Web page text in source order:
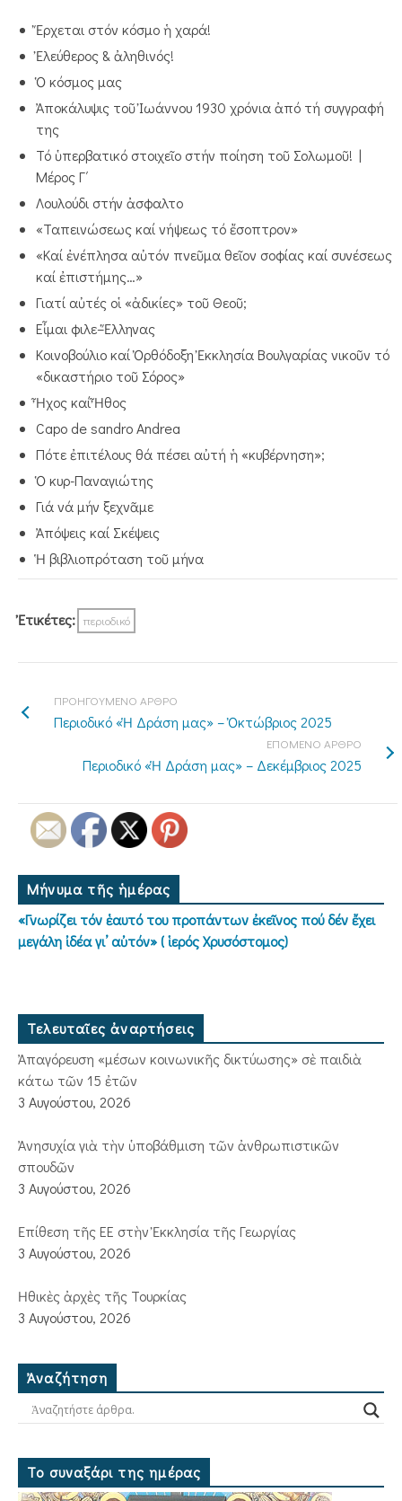
Ἔρχεται στόν κόσμο ἡ χαρά!
Ἐλεύθερος & ἀληθινός!
Ὁ κόσμος μας
Ἀποκάλυψις τοῦ Ἰωάννου 1930 χρόνια ἀπό τή συγγραφή
της
Τό ὑπερβατικό στοιχεῖο στήν ποίηση τοῦ Σολωμοῦ! |
Μέρος Γ΄
Λουλούδι στήν ἀσφαλτο
«Ταπεινώσεως καί νήψεως τό ἔσοπτρον»
«Καί ἐνέπλησα αὐτόν πνεῦμα θεῖον σοφίας καί συνέσεως
καί ἐπιστήμης…»
Γιατί αὐτές οἱ «ἀδικίες» τοῦ Θεοῦ;
Εἶμαι φιλε–Ἕλληνας
Κοινοβούλιο καί Ὀρθόδοξη Ἐκκλησία Βουλγαρίας νικοῦν τό
«δικαστήριο τοῦ Σόρος»
Ἦχος καί Ἦθος
Capo de sandro Andrea
Πότε ἐπιτέλους θά πέσει αὐτή ἡ «κυβέρνηση»;
Ὁ κυρ-Παναγιώτης
Γιά νά μήν ξεχνᾶμε
Ἀπόψεις καί Σκέψεις
Ἡ βιβλιοπρόταση τοῦ μήνα
Ἐτικέτες: περιοδικό
ΠΡΟΗΓΟΥΜΕΝΟ ΑΡΘΡΟ
Περιοδικό «Ἡ Δράση μας» – Ὀκτώβριος 2025
ΕΠΟΜΕΝΟ ΑΡΘΡΟ
Περιοδικό «Ἡ Δράση μας» – Δεκέμβριος 2025
Μήνυμα τῆς ἡμέρας
«Γνωρίζει τόν ἑαυτό του προπάντων ἐκεῖνος πού δέν ἔχει
μεγάλη ἰδέα γι’ αὐτόν» ( ἱερός Χρυσόστομος)
Τελευταῖες ἀναρτήσεις
Ἀπαγόρευση «μέσων κοινωνικῆς δικτύωσης» σὲ παιδιὰ
κάτω τῶν 15 ἐτῶν
3 Αυγούστου, 2026
Ἀνησυχία γιὰ τὴν ὑποβάθμιση τῶν ἀνθρωπιστικῶν
σπουδῶν
3 Αυγούστου, 2026
Ἐπίθεση τῆς ΕΕ στὴν Ἐκκλησία τῆς Γεωργίας
3 Αυγούστου, 2026
Ἠθικὲς ἀρχὲς τῆς Τουρκίας
3 Αυγούστου, 2026
Ἀναζήτηση
Το συναξάρι της ημέρας